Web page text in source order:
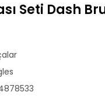
Seti Dash